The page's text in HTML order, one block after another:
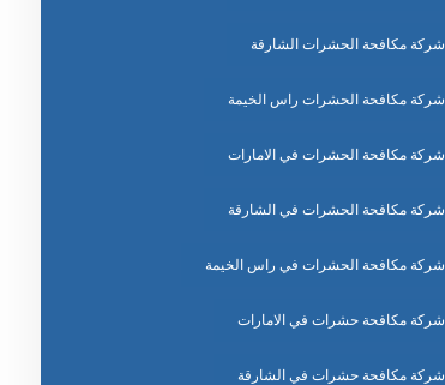
شركة مكافحة الحشرات الشارقة
شركة مكافحة الحشرات راس الخيمة
شركة مكافحة الحشرات في الامارات
شركة مكافحة الحشرات في الشارقة
شركة مكافحة الحشرات في راس الخيمة
شركة مكافحة حشرات في الامارات
شركة مكافحة حشرات في الشارقة